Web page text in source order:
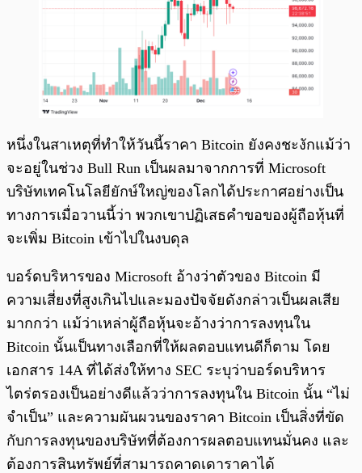
หนึ่งในสาเหตุที่ทำให้วันนี้ราคา Bitcoin ยังคงชะงักแม้ว่า
จะอยู่ในช่วง Bull Run เป็นผลมาจากการที่ Microsoft
บริษัทเทคโนโลยียักษ์ใหญ่ของโลกได้ประกาศอย่างเป็น
ทางการเมื่อวานนี้ว่า พวกเขาปฏิเสธคำขอของผู้ถือหุ้นที่
จะเพิ่ม Bitcoin เข้าไปในงบดุล
บอร์ดบริหารของ Microsoft อ้างว่าตัวของ Bitcoin มี
ความเสี่ยงที่สูงเกินไปและมองปัจจัยดังกล่าวเป็นผลเสีย
มากกว่า แม้ว่าเหล่าผู้ถือหุ้นจะอ้างว่าการลงทุนใน
Bitcoin นั้นเป็นทางเลือกที่ให้ผลตอบแทนดีก็ตาม โดย
เอกสาร 14A ที่ได้ส่งให้ทาง SEC ระบุว่าบอร์ดบริหาร
ไตร่ตรองเป็นอย่างดีแล้วว่าการลงทุนใน Bitcoin นั้น “ไม่
จำเป็น” และความผันผวนของราคา Bitcoin เป็นสิ่งที่ขัด
กับการลงทุนของบริษัทที่ต้องการผลตอบแทนมั่นคง และ
ต้องการสินทรัพย์ที่สามารถคาดเดาราคาได้